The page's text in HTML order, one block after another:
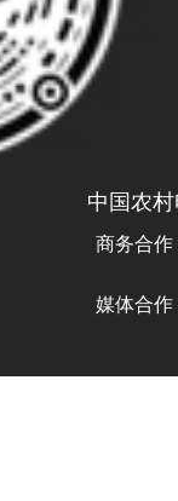
中国农
商务合
媒体合